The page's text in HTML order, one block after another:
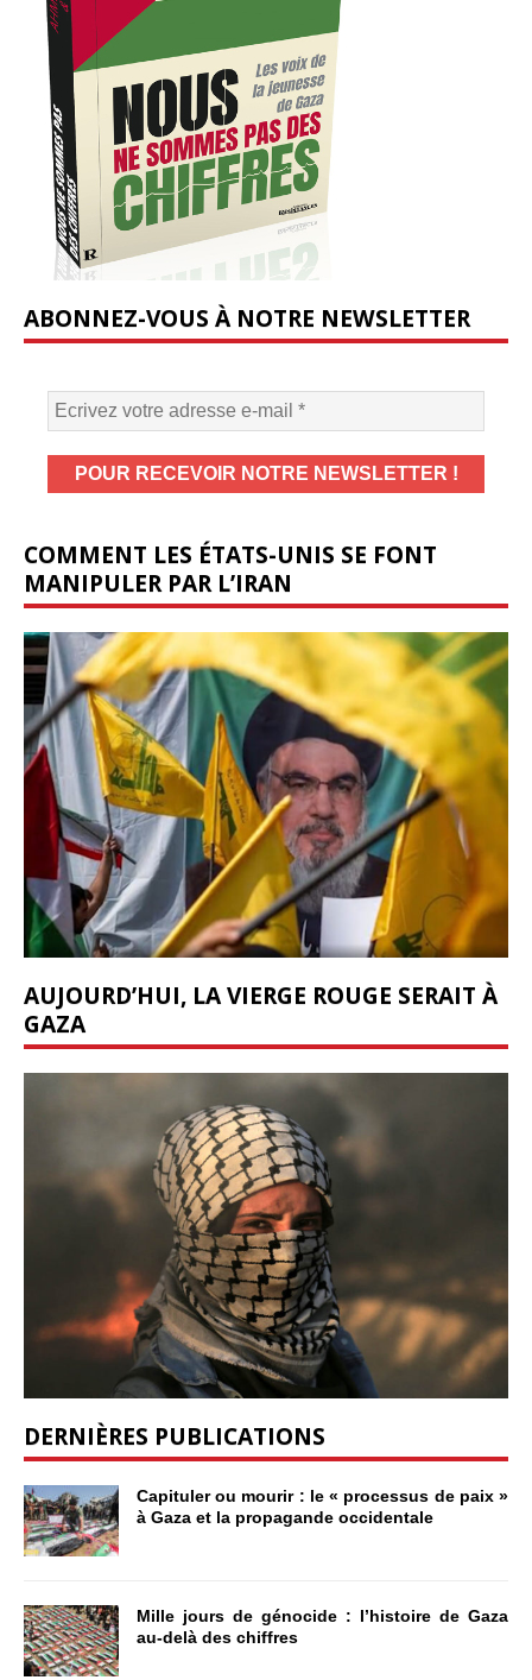
ABONNEZ-VOUS À NOTRE NEWSLETTER
COMMENT LES ÉTATS-UNIS SE FONT
MANIPULER PAR L’IRAN
AUJOURD’HUI, LA VIERGE ROUGE SERAIT À
GAZA
DERNIÈRES PUBLICATIONS
Capituler ou mourir : le « processus de paix »
à Gaza et la propagande occidentale
Mille jours de génocide : l’histoire de Gaza
au-delà des chiffres